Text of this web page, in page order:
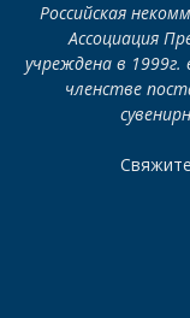
Российская
Ассоциация
учреждена в
членстве